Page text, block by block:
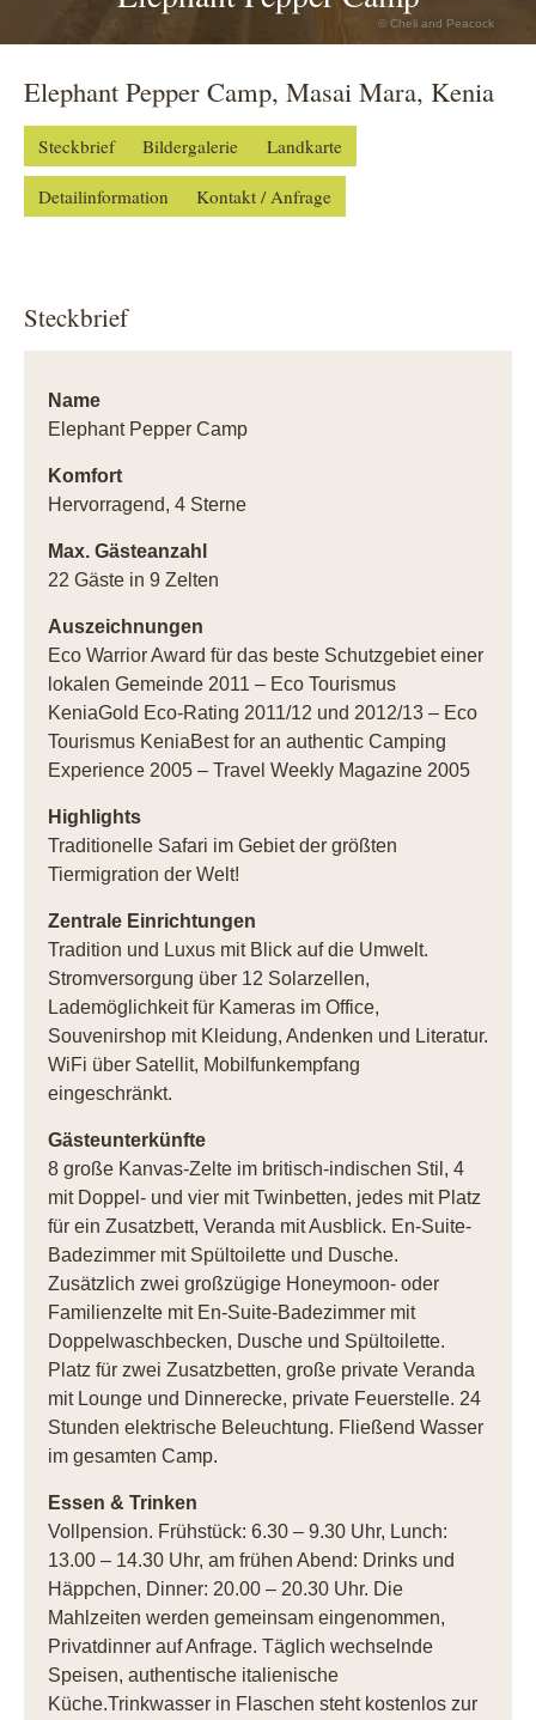
© Cheli and Peacock
Elephant Pepper Camp, Masai Mara, Kenia
Steckbrief Bildergalerie Landkarte
Detailinformation Kontakt / Anfrage
Steckbrief
Name
Elephant Pepper Camp
Komfort
Hervorragend, 4 Sterne
Max. Gästeanzahl
22 Gäste in 9 Zelten
Auszeichnungen
Eco Warrior Award für das beste Schutzgebiet einer
lokalen Gemeinde 2011 – Eco Tourismus
KeniaGold Eco-Rating 2011/12 und 2012/13 – Eco
Tourismus KeniaBest for an authentic Camping
Experience 2005 – Travel Weekly Magazine 2005
Highlights
Traditionelle Safari im Gebiet der größten
Tiermigration der Welt!
Zentrale Einrichtungen
Tradition und Luxus mit Blick auf die Umwelt.
Stromversorgung über 12 Solarzellen,
Lademöglichkeit für Kameras im Office,
Souvenirshop mit Kleidung, Andenken und Literatur.
WiFi über Satellit, Mobilfunkempfang
eingeschränkt.
Gästeunterkünfte
8 große Kanvas-Zelte im britisch-indischen Stil, 4
mit Doppel- und vier mit Twinbetten, jedes mit Platz
für ein Zusatzbett, Veranda mit Ausblick. En-Suite-
Badezimmer mit Spültoilette und Dusche.
Zusätzlich zwei großzügige Honeymoon- oder
Familienzelte mit En-Suite-Badezimmer mit
Doppelwaschbecken, Dusche und Spültoilette.
Platz für zwei Zusatzbetten, große private Veranda
mit Lounge und Dinnerecke, private Feuerstelle. 24
Stunden elektrische Beleuchtung. Fließend Wasser
im gesamten Camp.
Essen & Trinken
Vollpension. Frühstück: 6.30 – 9.30 Uhr, Lunch:
13.00 – 14.30 Uhr, am frühen Abend: Drinks und
Häppchen, Dinner: 20.00 – 20.30 Uhr. Die
Mahlzeiten werden gemeinsam eingenommen,
Privatdinner auf Anfrage. Täglich wechselnde
Speisen, authentische italienische
Küche.Trinkwasser in Flaschen steht kostenlos zur